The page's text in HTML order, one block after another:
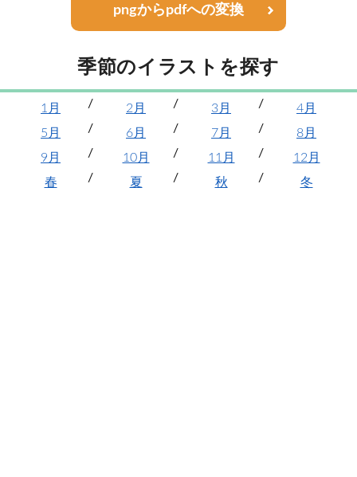
pngからpdfへの変換
季節のイラストを探す
1月 2月 3月
4月
5月
6月 7月
8月
9月
10月 11月
12月
春
夏 秋 冬